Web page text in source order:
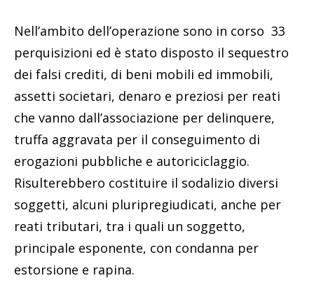
Nell’ambito dell’operazione sono in corso 33
perquisizioni ed è stato disposto il sequestro
dei falsi crediti, di beni mobili ed immobili,
assetti societari, denaro e preziosi per reati
che vanno dall’associazione per delinquere,
truffa aggravata per il conseguimento di
erogazioni pubbliche e autoriciclaggio.
Risulterebbero costituire il sodalizio diversi
soggetti, alcuni pluripregiudicati, anche per
reati tributari, tra i quali un soggetto,
principale esponente, con condanna per
estorsione e rapina.